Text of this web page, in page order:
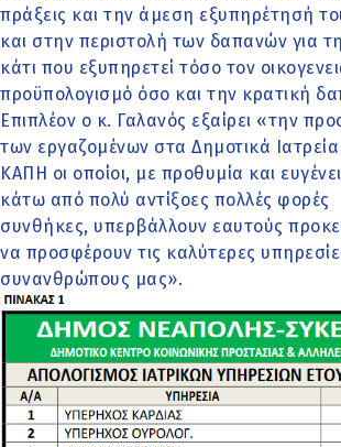
πράξεις και την άμεση εξυπηρέτησή
και στην περιστολή των δαπανών για
κάτι που εξυπηρετεί τόσο τον
προϋπολογισμό όσο και την κρατική
Επιπλέον ο κ. Γαλανός εξαίρει «την
των εργαζομένων στα Δημοτικά
ΚΑΠΗ οι οποίοι, με προθυμία και
κάτω από πολύ αντίξοες πολλές φορές
συνθήκες, υπερβάλλουν εαυτούς
να προσφέρουν τις καλύτερες
συνανθρώπους μας».